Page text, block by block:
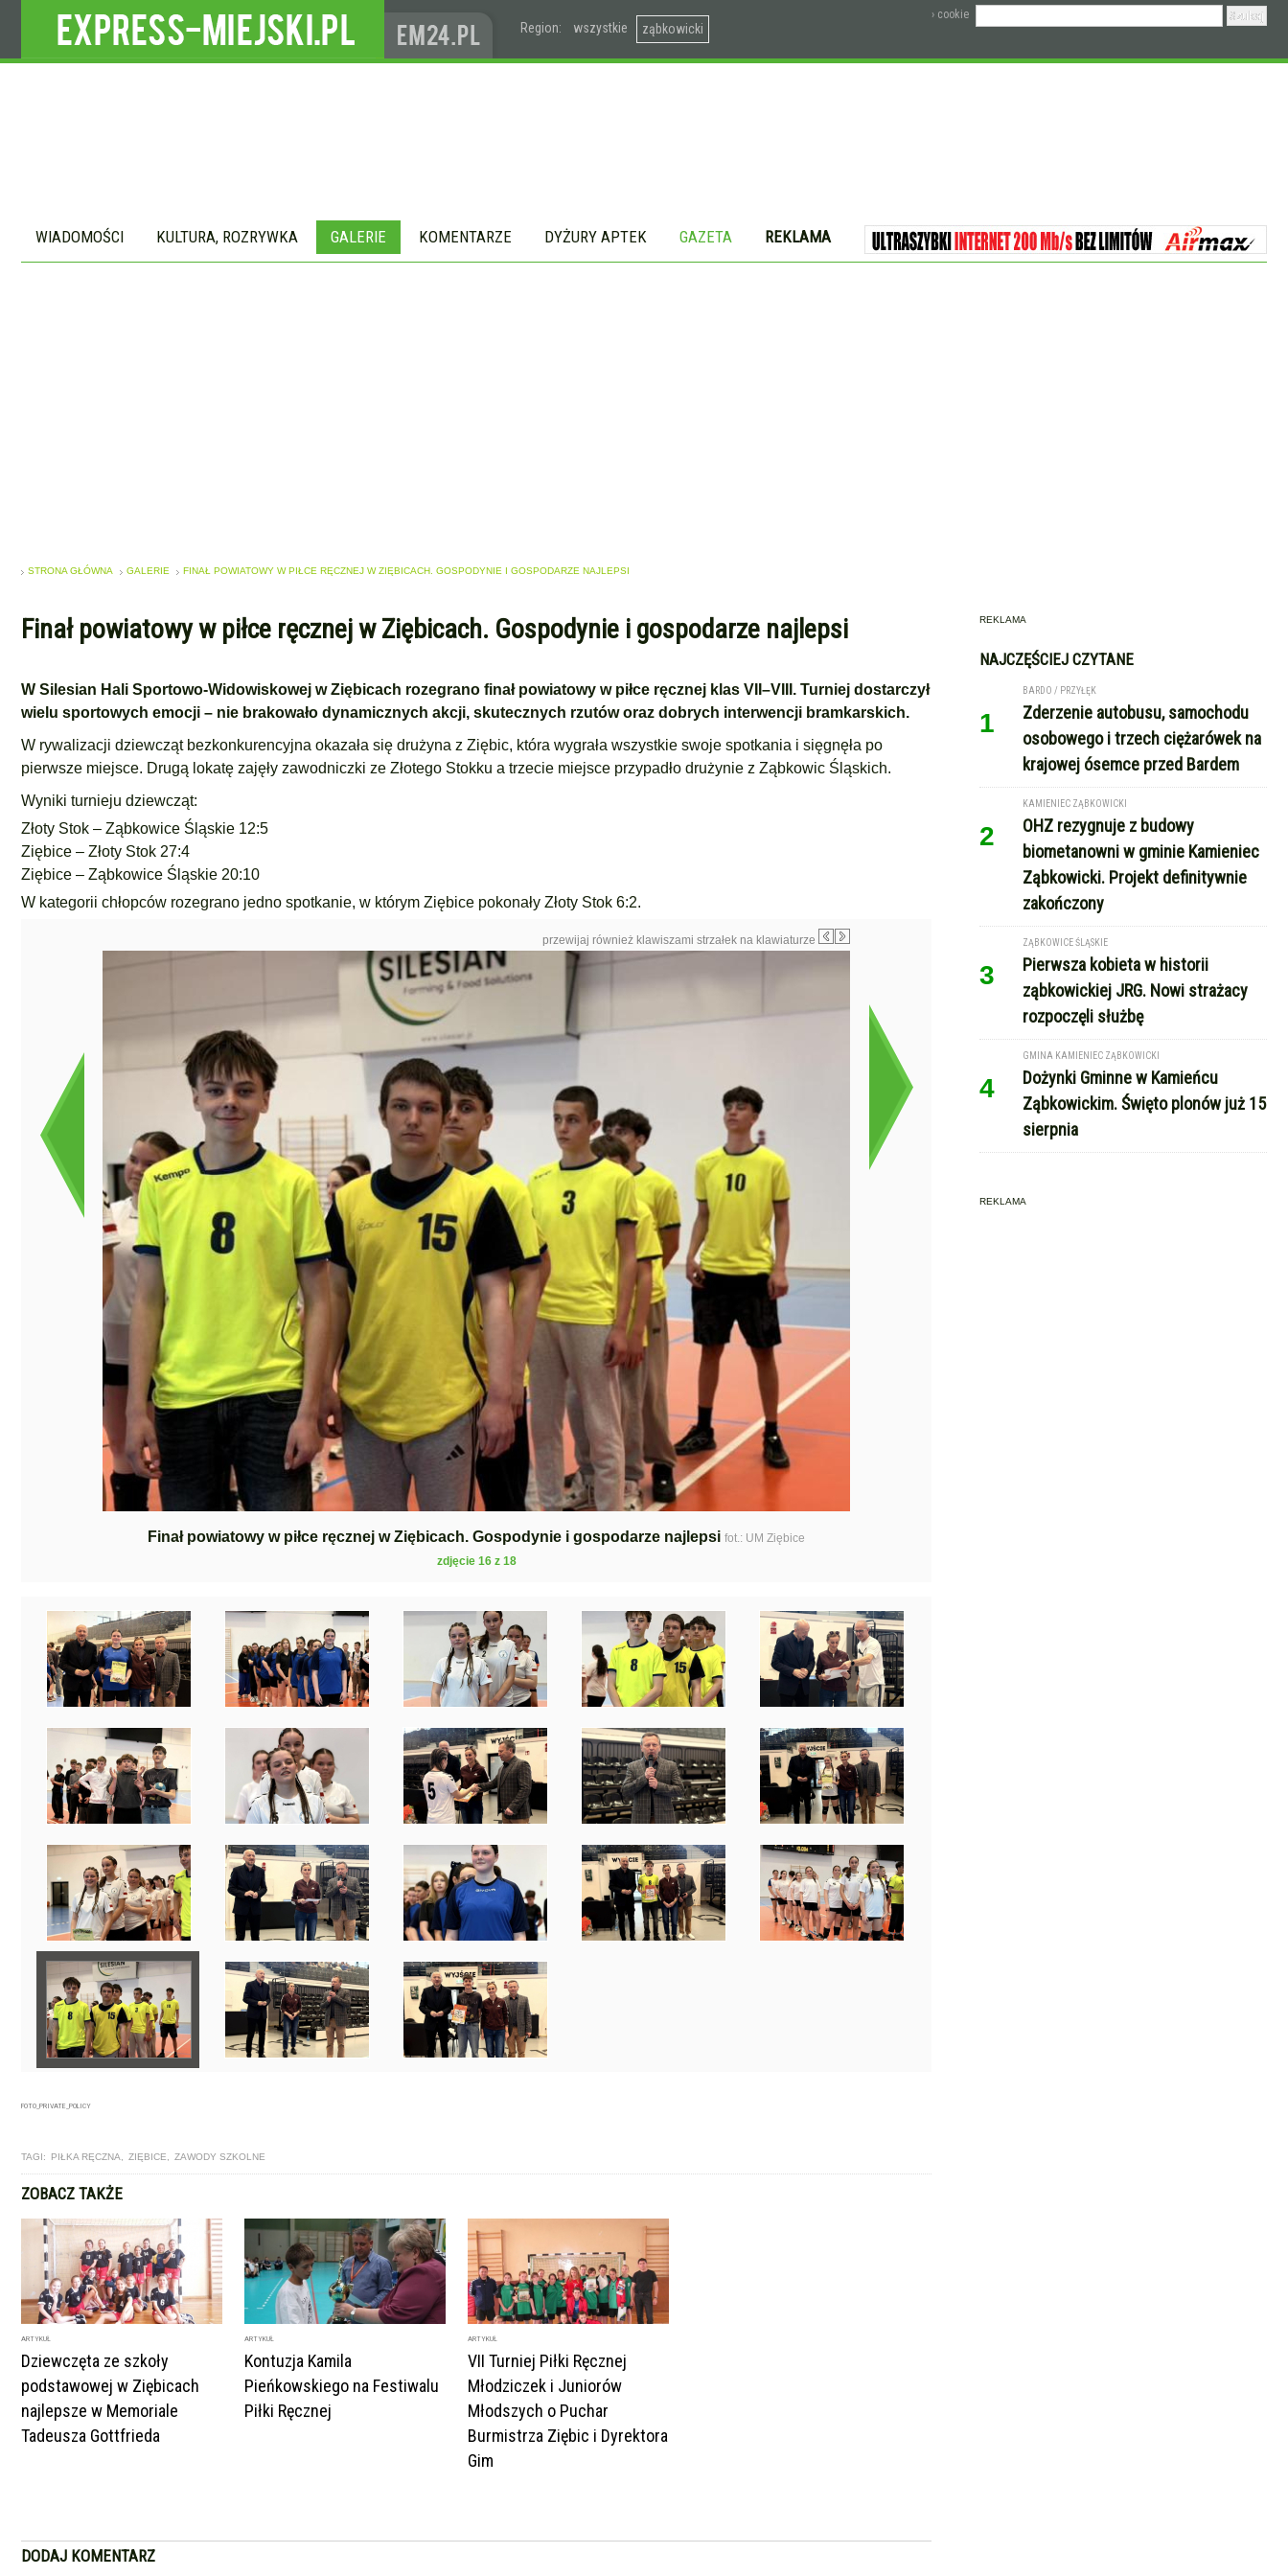
Region: wszystkie ząbkowicki
› cookie
WIADOMOŚCI KULTURA, ROZRYWKA GALERIE KOMENTARZE DYŻURY APTEK GAZETA REKLAMA
STRONA GŁÓWNA GALERIE FINAŁ POWIATOWY W PIŁCE RĘCZNEJ W ZIĘBICACH. GOSPODYNIE I GOSPODARZE NAJLEPSI
Finał powiatowy w piłce ręcznej w Ziębicach. Gospodynie i gospodarze najlepsi
W Silesian Hali Sportowo-Widowiskowej w Ziębicach rozegrano finał powiatowy w piłce ręcznej klas VII–VIII. Turniej dostarczył
wielu sportowych emocji – nie brakowało dynamicznych akcji, skutecznych rzutów oraz dobrych interwencji bramkarskich.
W rywalizacji dziewcząt bezkonkurencyjna okazała się drużyna z Ziębic, która wygrała wszystkie swoje spotkania i sięgnęła po
pierwsze miejsce. Drugą lokatę zajęły zawodniczki ze Złotego Stokku a trzecie miejsce przypadło drużynie z Ząbkowic Śląskich.
Wyniki turnieju dziewcząt:
Złoty Stok – Ząbkowice Śląskie 12:5
Ziębice – Złoty Stok 27:4
Ziębice – Ząbkowice Śląskie 20:10
W kategorii chłopców rozegrano jedno spotkanie, w którym Ziębice pokonały Złoty Stok 6:2.
przewijaj również klawiszami strzałek na klawiaturze
Finał powiatowy w piłce ręcznej w Ziębicach. Gospodynie i gospodarze najlepsi fot.: UM Ziębice
zdjęcie 16 z 18
FOTO_PRIVATE_POLICY
TAGI: PIŁKA RĘCZNA ZIĘBICE ZAWODY SZKOLNE
ZOBACZ TAKŻE
ARTYKUŁ
Dziewczęta ze szkoły
podstawowej w Ziębicach
najlepsze w Memoriale
Tadeusza Gottfrieda
ARTYKUŁ
Kontuzja Kamila
Pieńkowskiego na Festiwalu
Piłki Ręcznej
ARTYKUŁ
VII Turniej Piłki Ręcznej
Młodziczek i Juniorów
Młodszych o Puchar
Burmistrza Ziębic i Dyrektora
Gim
DODAJ KOMENTARZ
REKLAMA
NAJCZĘŚCIEJ CZYTANE
1
BARDO / PRZYŁĘK
Zderzenie autobusu, samochodu
osobowego i trzech ciężarówek na
krajowej ósemce przed Bardem
2
KAMIENIEC ZĄBKOWICKI
OHZ rezygnuje z budowy
biometanowni w gminie Kamieniec
Ząbkowicki. Projekt definitywnie
zakończony
3
ZĄBKOWICE ŚLĄSKIE
Pierwsza kobieta w historii
ząbkowickiej JRG. Nowi strażacy
rozpoczęli służbę
4
GMINA KAMIENIEC ZĄBKOWICKI
Dożynki Gminne w Kamieńcu
Ząbkowickim. Święto plonów już 15
sierpnia
REKLAMA